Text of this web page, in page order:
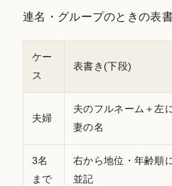
連名・グループのときの表
ケー
ス
表書き(下段)
夫婦
夫のフルネーム＋左
妻の名
3名
まで
右から地位・年齢順
並記